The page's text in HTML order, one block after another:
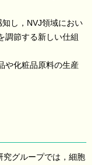
し，NVJ領域におい
調節する新しい仕組
や化粧品原料の生産
究グループでは，細胞